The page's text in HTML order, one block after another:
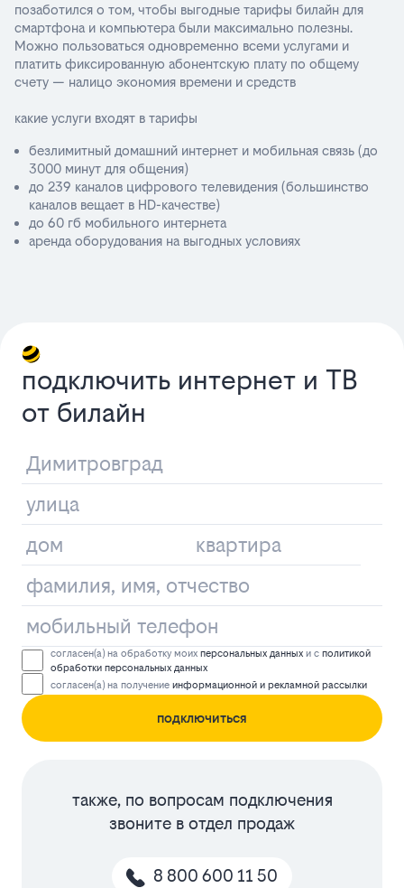
позаботился о том, чтобы выгодные тарифы билайн для
смартфона и компьютера были максимально полезны.
Можно пользоваться одновременно всеми услугами и
платить фиксированную абонентскую плату по общему
счету — налицо экономия времени и средств
какие услуги входят в тарифы
безлимитный домашний интернет и мобильная связь (до
3000 минут для общения)
до 239 каналов цифрового телевидения (большинство
каналов вещает в HD-качестве)
до 60 гб мобильного интернета
аренда оборудования на выгодных условиях
подключить интернет и ТВ
от билайн
согласен(а) на обработку моих персональных данных и с политикой
обработки персональных данных
согласен(а) на получение информационной и рекламной рассылки
подключиться
также, по вопросам подключения
звоните в отдел продаж
8 800 600 11 50